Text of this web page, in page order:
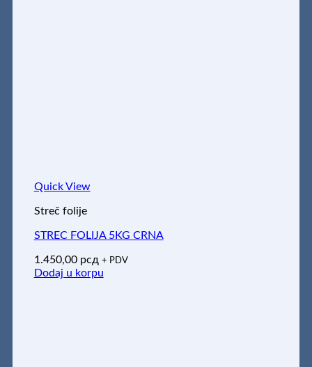
Quick View
Streč folije
STREC FOLIJA 5KG CRNA
1.450,00 рсд + PDV
Dodaj u korpu